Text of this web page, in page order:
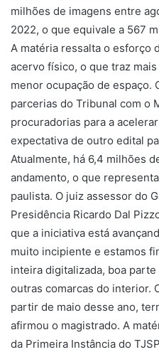
milhões de imagens entre
2022, o que equivale a 567
A matéria ressalta o esforço
acervo físico, o que traz
menor ocupação de espaço.
parcerias do Tribunal com o
procuradorias para a
expectativa de outro edital
Atualmente, há 6,4 milhões
andamento, o que
paulista. O juiz assessor do
Presidência Ricardo Dal
que a iniciativa está
muito incipiente e estamos
inteira digitalizada, boa parte
outras comarcas do interior.
partir de maio desse ano,
afirmou o magistrado. A
da Primeira Instância do